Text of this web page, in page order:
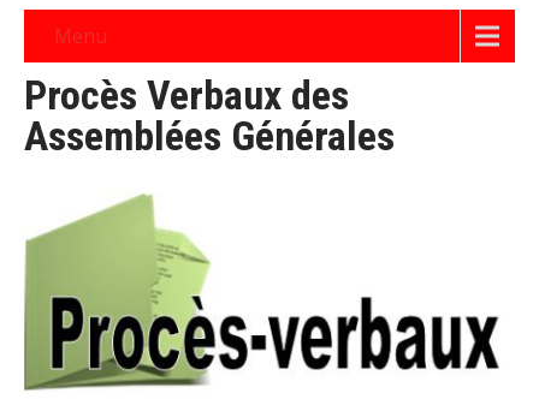
Menu
Procès Verbaux des
Assemblées Générales